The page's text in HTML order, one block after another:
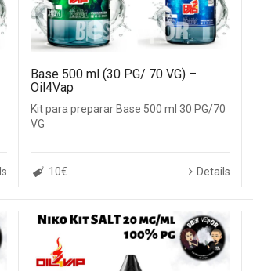
Base 500 ml (30 PG/ 70 VG) –
Oil4Vap
Kit para preparar Base 500 ml 30 PG/70
VG
10€ Details